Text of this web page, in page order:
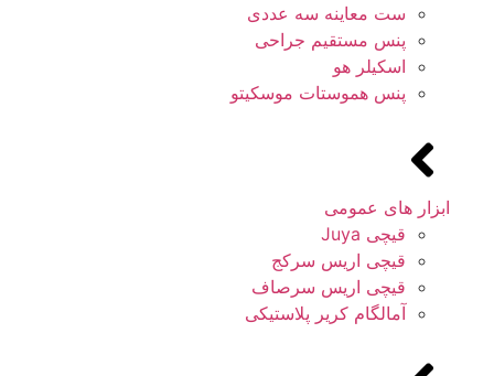
ست معاینه سه عددی
پنس مستقیم جراحی
اسکیلر هو
پنس هموستات موسکیتو
ابزار های عمومی
قیچی Juya
قیچی اریس سرکج
قیچی اریس سرصاف
آمالگام کریر پلاستیکی